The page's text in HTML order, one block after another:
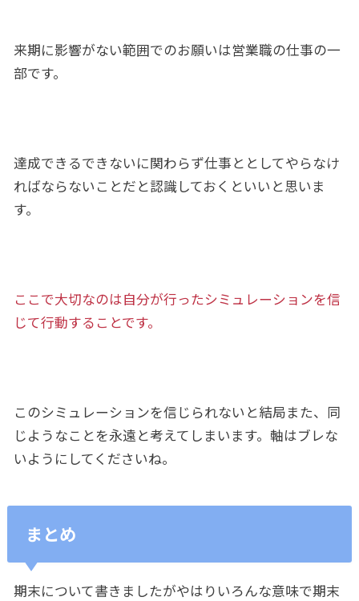
来期に影響がない範囲でのお願いは営業職の仕事の一
部です。
達成できるできないに関わらず仕事ととしてやらなけ
ればならないことだと認識しておくといいと思いま
す。
ここで大切なのは自分が行ったシミュレーションを信
じて行動することです。
このシミュレーションを信じられないと結局また、同
じようなことを永遠と考えてしまいます。軸はブレな
いようにしてくださいね。
まとめ
期末について書きましたがやはりいろんな意味で期末